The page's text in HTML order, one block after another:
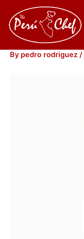
content
By pedro rodriguez /